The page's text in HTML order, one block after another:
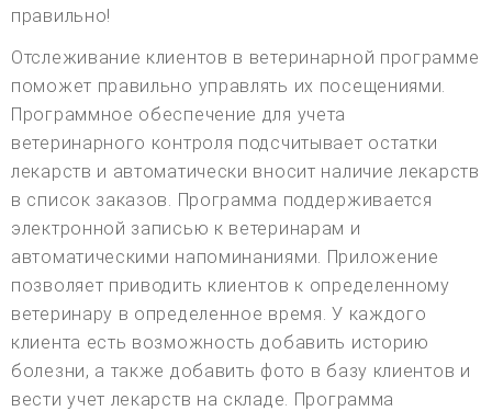
правильно!
Отслеживание клиентов в ветеринарной программе
поможет правильно управлять их посещениями.
Программное обеспечение для учета
ветеринарного контроля подсчитывает остатки
лекарств и автоматически вносит наличие лекарств
в список заказов. Программа поддерживается
электронной записью к ветеринарам и
автоматическими напоминаниями. Приложение
позволяет приводить клиентов к определенному
ветеринару в определенное время. У каждого
клиента есть возможность добавить историю
болезни, а также добавить фото в базу клиентов и
вести учет лекарств на складе. Программа